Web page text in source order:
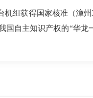
组获得国家核准（漳
自主知识产权的“华龙